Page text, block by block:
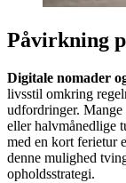
Påvirkning
Digitale nomader
livsstil omkring
udfordringer. Mange
eller halvmånedlige
med en kort ferietur
denne mulighed
opholdsstrategi.